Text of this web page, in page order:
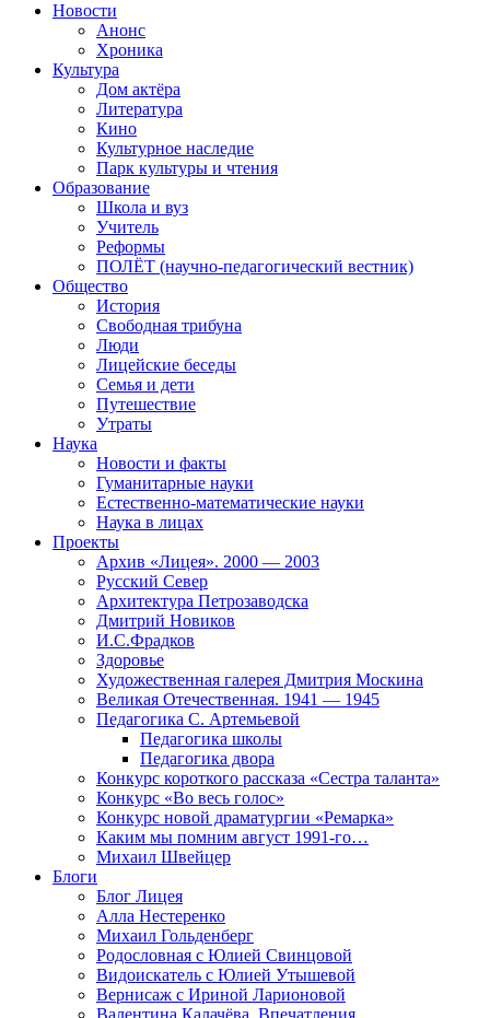
Новости
Анонс
Хроника
Культура
Дом актёра
Литература
Кино
Культурное наследие
Парк культуры и чтения
Образование
Школа и вуз
Учитель
Реформы
ПОЛЁТ (научно-педагогический вестник)
Общество
История
Свободная трибуна
Люди
Лицейские беседы
Семья и дети
Путешествие
Утраты
Наука
Новости и факты
Гуманитарные науки
Естественно-математические науки
Наука в лицах
Проекты
Архив «Лицея». 2000 — 2003
Русский Север
Архитектура Петрозаводска
Дмитрий Новиков
И.С.Фрадков
Здоровье
Художественная галерея Дмитрия Москина
Великая Отечественная. 1941 — 1945
Педагогика С. Артемьевой
Педагогика школы
Педагогика двора
Конкурс короткого рассказа «Сестра таланта»
Конкурс «Во весь голос»
Конкурс новой драматургии «Ремарка»
Каким мы помним август 1991-го…
Михаил Швейцер
Блоги
Блог Лицея
Алла Нестеренко
Михаил Гольденберг
Родословная с Юлией Свинцовой
Видоискатель с Юлией Утышевой
Вернисаж с Ириной Ларионовой